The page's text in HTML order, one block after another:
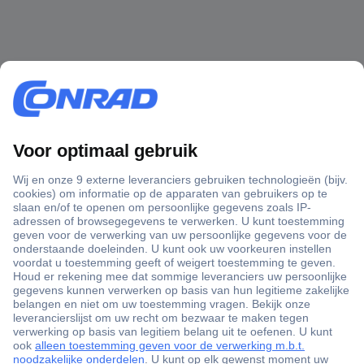
+3500 merken
+1.900.000 producten